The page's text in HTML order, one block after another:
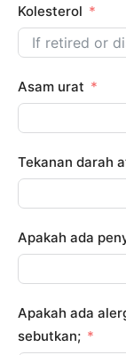
Kolesterol
Asam urat
Tekanan darah
Apakah ada
Apakah ada
sebutkan;